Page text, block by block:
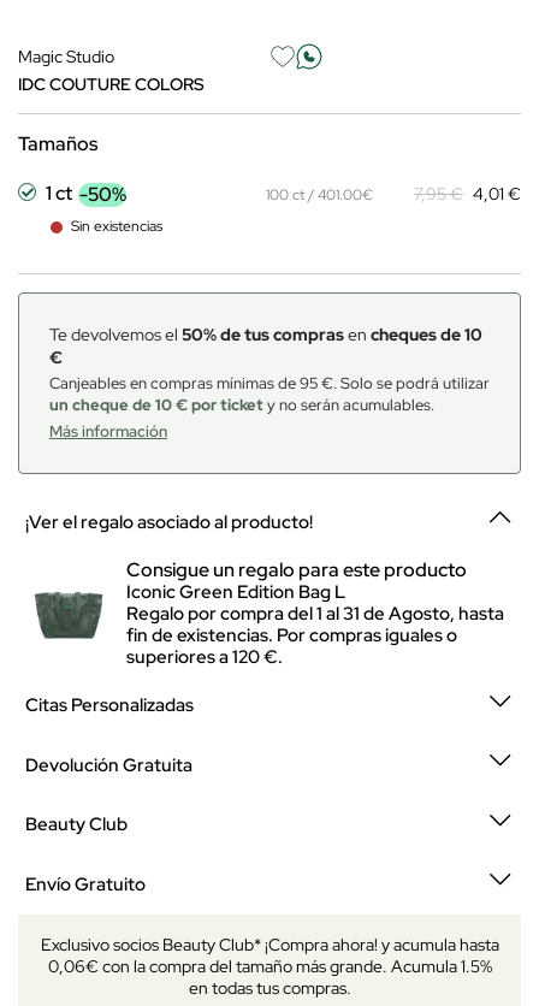
Magic Studio
IDC COUTURE COLORS
Tamaños
1 ct -50%
Sin existencias
100 ct / 401.00€ 7,95 € 4,01 €
Te devolvemos el 50% de tus comprasen cheques de 10
€
Canjeables en compras mínimas de 95 €. Solo se podrá utilizar
un cheque de 10 € por tickety no serán acumulables.
Más información
¡Ver el regalo asociado al producto!
Consigue un regalo para este producto
Iconic Green Edition Bag L
Regalo por compra del 1 al 31 de Agosto, hasta
fin de existencias. Por compras iguales o
superiores a 120 €.
Citas Personalizadas
Devolución Gratuita
Beauty Club
Envío Gratuito
Exclusivo socios Beauty Club* ¡Compra ahora! y acumula hasta
0,06€ con la compra del tamaño más grande. Acumula 1.5%
en todas tus compras.